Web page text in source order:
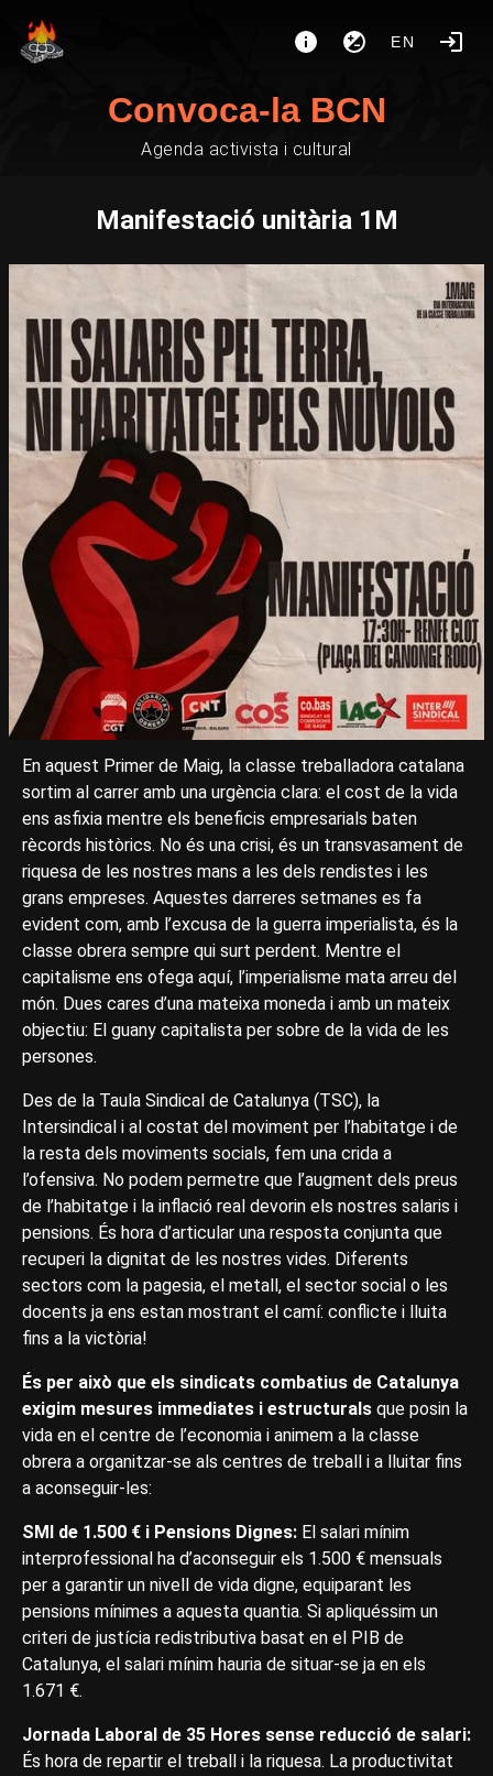
EN
Convoca-la BCN
Agenda activista i cultural
Manifestació unitària 1M
En aquest Primer de Maig, la classe treballadora catalana
sortim al carrer amb una urgència clara: el cost de la vida
ens asfixia mentre els beneficis empresarials baten
rècords històrics. No és una crisi, és un transvasament de
riquesa de les nostres mans a les dels rendistes i les
grans empreses. Aquestes darreres setmanes es fa
evident com, amb l’excusa de la guerra imperialista, és la
classe obrera sempre qui surt perdent. Mentre el
capitalisme ens ofega aquí, l’imperialisme mata arreu del
món. Dues cares d’una mateixa moneda i amb un mateix
objectiu: El guany capitalista per sobre de la vida de les
persones.
Des de la Taula Sindical de Catalunya (TSC), la
Intersindical i al costat del moviment per l’habitatge i de
la resta dels moviments socials, fem una crida a
l’ofensiva. No podem permetre que l’augment dels preus
de l’habitatge i la inflació real devorin els nostres salaris i
pensions. És hora d’articular una resposta conjunta que
recuperi la dignitat de les nostres vides. Diferents
sectors com la pagesia, el metall, el sector social o les
docents ja ens estan mostrant el camí: conflicte i lluita
fins a la victòria!
És per això que els sindicats combatius de Catalunya
exigim mesures immediates i estructurals que posin la
vida en el centre de l’economia i animem a la classe
obrera a organitzar-se als centres de treball i a lluitar fins
a aconseguir-les:
SMI de 1.500 € i Pensions Dignes: El salari mínim
interprofessional ha d’aconseguir els 1.500 € mensuals
per a garantir un nivell de vida digne, equiparant les
pensions mínimes a aquesta quantia. Si apliquéssim un
criteri de justícia redistributiva basat en el PIB de
Catalunya, el salari mínim hauria de situar-se ja en els
1.671 €.
Jornada Laboral de 35 Hores sense reducció de salari:
És hora de repartir el treball i la riquesa. La productivitat